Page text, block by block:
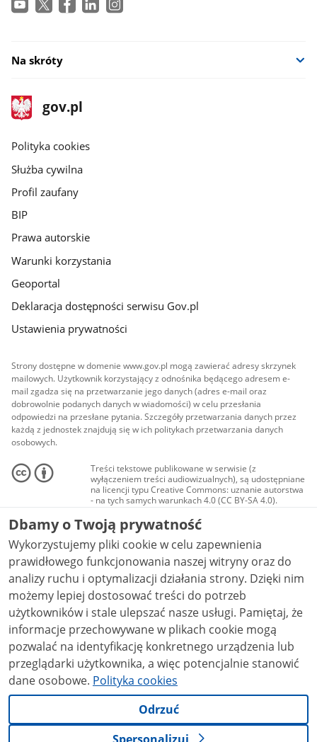
Na skróty
stopka
gov.pl
Strona
gov.pl
gov.pl
Polityka cookies
Służba cywilna
Profil zaufany
BIP
Prawa autorskie
Warunki korzystania
Geoportal
Deklaracja dostępności serwisu Gov.pl
Ustawienia prywatności
Strony dostępne w domenie www.gov.pl mogą zawierać adresy skrzynek
mailowych. Użytkownik korzystający z odnośnika będącego adresem e-
mail zgadza się na przetwarzanie jego danych (adres e-mail oraz
dobrowolnie podanych danych w wiadomości) w celu przesłania
odpowiedzi na przesłane pytania. Szczegóły przetwarzania danych przez
każdą z jednostek znajdują się w ich politykach przetwarzania danych
osobowych.
Treści tekstowe publikowane w serwisie (z
wyłączeniem treści audiowizualnych), są udostępniane
na licencji typu Creative Commons: uznanie autorstwa
- na tych samych warunkach 4.0 (CC BY-SA 4.0).
Materiały audiowizualne, w tym zdjęcia, materiały
audio i wideo, są udostępniane na licencji typu
Creative Commons: uznanie autorstwa użycie
niekomercyjne - bez utworów zależnych 4.0 (CC BY-
NC-ND 4.0), o ile nie jest to stwierdzone inaczej.
Dbamy o Twoją prywatność
Wykorzystujemy pliki cookie w celu zapewnienia
prawidłowego funkcjonowania naszej witryny oraz do
analizy ruchu i optymalizacji działania strony. Dzięki nim
możemy lepiej dostosować treści do potrzeb
użytkowników i stale ulepszać nasze usługi. Pamiętaj, że
informacje przechowywane w plikach cookie mogą
pozwalać na identyfikację konkretnego urządzenia lub
przeglądarki użytkownika, a więc potencjalnie stanowić
dane osobowe. Polityka cookies
Odrzuć